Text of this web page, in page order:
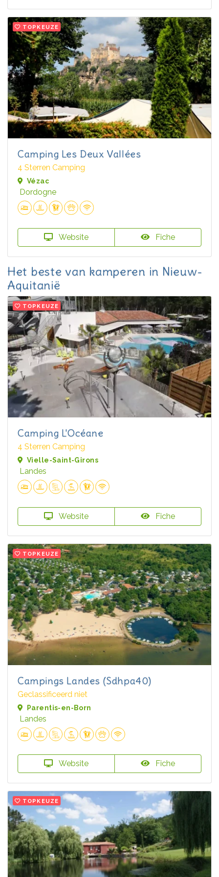
TOPKEUZE
Camping Les Deux Vallées
4 Sterren Camping
Vézac
Dordogne
Website Fiche
Het beste van kamperen in Nieuw-
Aquitanië
TOPKEUZE
Camping L'Océane
4 Sterren Camping
Vielle-Saint-Girons
Landes
Website Fiche
TOPKEUZE
Campings Landes (Sdhpa40)
Geclassificeerd niet
Parentis-en-Born
Landes
Website Fiche
TOPKEUZE